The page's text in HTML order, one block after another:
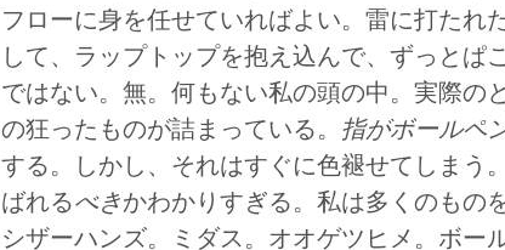
フローに身を任せていればよい。雷に打たれ
して、ラップトップを抱え込んで、ずっとぱ
ではない。無。何もない私の頭の中。実際の
の狂ったものが詰まっている。 指がボールペ
する。しかし、それはすぐに色褪せてしまう
ばれるべきかわかりすぎる。私は多くのもの
シザーハンズ。ミダス。オオゲツヒメ。ボ